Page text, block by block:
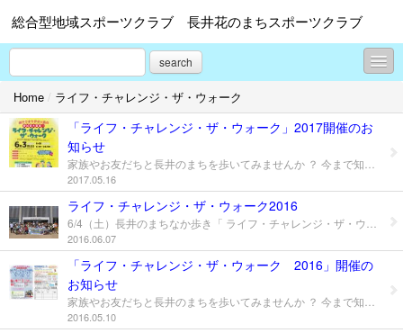
総合型地域スポーツクラブ 長井花のまちスポーツクラブ
search
お知らせ
ライフ・チャレンジ・ザ・ウォーク
活動レポート
体育協会からのお知らせ
入会について
花スポだより
長井花のまちスポーツクラブ規約
Home / ライフ・チャレンジ・ザ・ウォーク
「ライフ・チャレンジ・ザ・ウォーク」2017開催のお
知らせ
2017.05.16
ライフ・チャレンジ・ザ・ウォーク2016
2016.06.07
「ライフ・チャレンジ・ザ・ウォーク 2016」開催の
お知らせ
2016.05.10